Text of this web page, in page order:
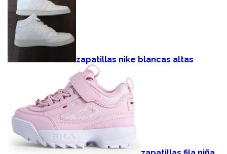
zapatillas nike blancas altas